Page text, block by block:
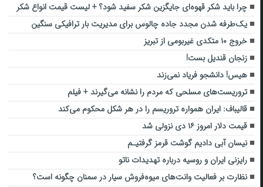
چرا باید شکر قهوه‌ای جایگزین شکر سفید شود؟ + لیست قیمت انواع شکر
یک‌طرفه شدن مجدد جاده چالوس برای مدیریت بار ترافیکی سنگین
خروج ۱۰ متکدی غیربومی از تبریز
زنجان قندیل بست!
هیس! دانشجو فریاد نمی‌زند
تروریست‌های مسلحی که مردم را نشانه می‌گیرند + فیلم
قالیباف: ایران همواره تروریسم را در هر شکل محکوم می‌کند
قیمت دلار امروز ۱۶ دی نزولی شد
نیسان آبی دادیم گوشت قرمز گرفتیـم
رایزنی ایران و روسیه درباره تهدیدات ناتو
نظارت بر فعالیت وانت‌های میوه‌فروش سیار در سمنان چگونه است؟